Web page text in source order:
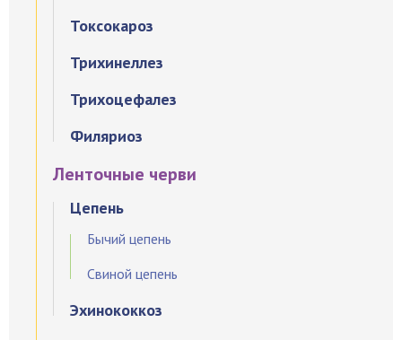
Токсокароз
Трихинеллез
Трихоцефалез
Филяриоз
Ленточные черви
Цепень
Бычий цепень
Свиной цепень
Эхинококкоз